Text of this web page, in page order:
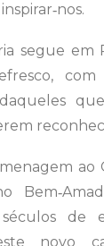
segue em
ao
de
novo